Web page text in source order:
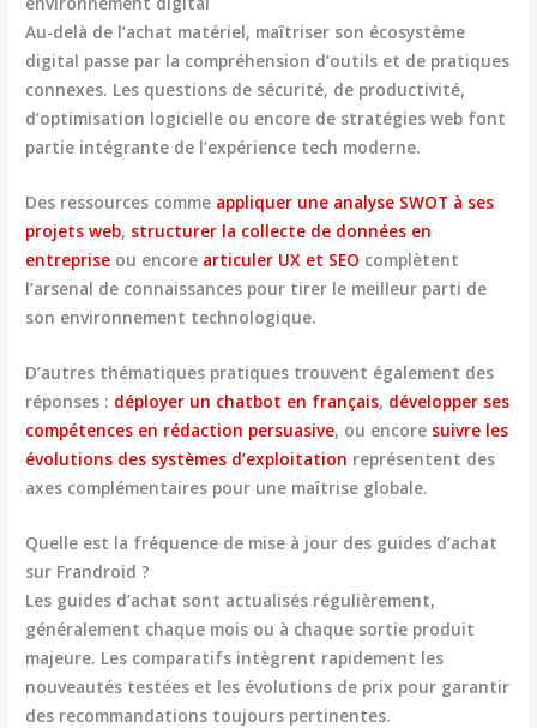
Au-delà de l’achat matériel, maîtriser son écosystème
digital passe par la compréhension d’outils et de pratiques
connexes. Les questions de sécurité, de productivité,
d’optimisation logicielle ou encore de stratégies web font
partie intégrante de l’expérience tech moderne.
Des ressources comme appliquer une analyse SWOT à ses
projets web, structurer la collecte de données en
entreprise ou encore articuler UX et SEO complètent
l’arsenal de connaissances pour tirer le meilleur parti de
son environnement technologique.
D’autres thématiques pratiques trouvent également des
réponses : déployer un chatbot en français, développer ses
compétences en rédaction persuasive, ou encore suivre les
évolutions des systèmes d’exploitation représentent des
axes complémentaires pour une maîtrise globale.
Quelle est la fréquence de mise à jour des guides d’achat
sur Frandroid ?
Les guides d’achat sont actualisés régulièrement,
généralement chaque mois ou à chaque sortie produit
majeure. Les comparatifs intègrent rapidement les
nouveautés testées et les évolutions de prix pour garantir
des recommandations toujours pertinentes.